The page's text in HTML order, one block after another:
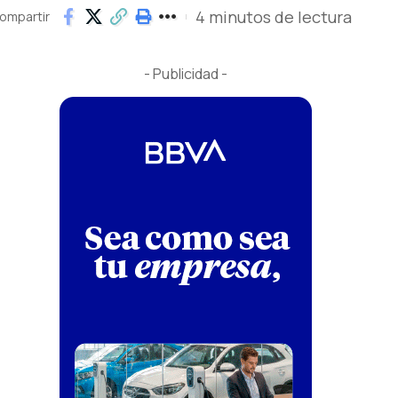
4 minutos de lectura
- Publicidad -